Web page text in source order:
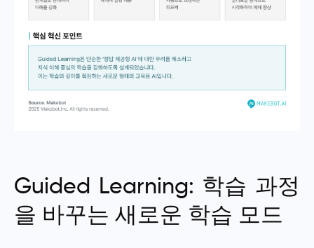
Guided Learning: 학습 과정
을 바꾸는 새로운 학습 모드